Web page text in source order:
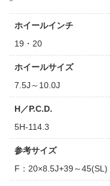
ホイールインチ
19・20
ホイールサイズ
7.5J～10.0J
H／P.C.D.
5H-114.3
参考サイズ
F：20×8.5J+39～